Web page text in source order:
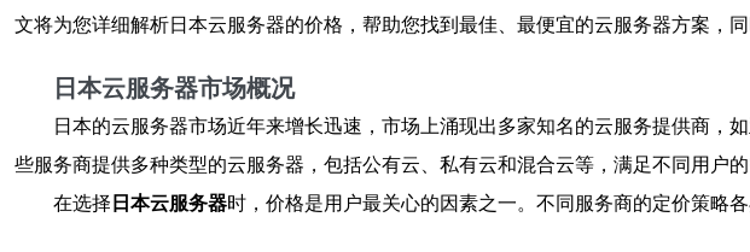
文将为您详细解析日本云服务器的价格，帮助您找到最佳、最便宜的云服务器方案，
日本云服务器市场概况
日本的云服务器市场近年来增长迅速，市场上涌现出多家知名的云服务提供商
些服务商提供多种类型的云服务器，包括公有云、私有云和混合云等，满足不同用户的
在选择 日本云服务器时，价格是用户最关心的因素之一。不同服务商的定价策略